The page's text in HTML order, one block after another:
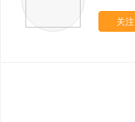
关注